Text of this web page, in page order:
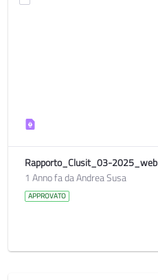
Rapporto_Clusit_03-2025_web
1 Anno fa da Andrea Susa
APPROVATO